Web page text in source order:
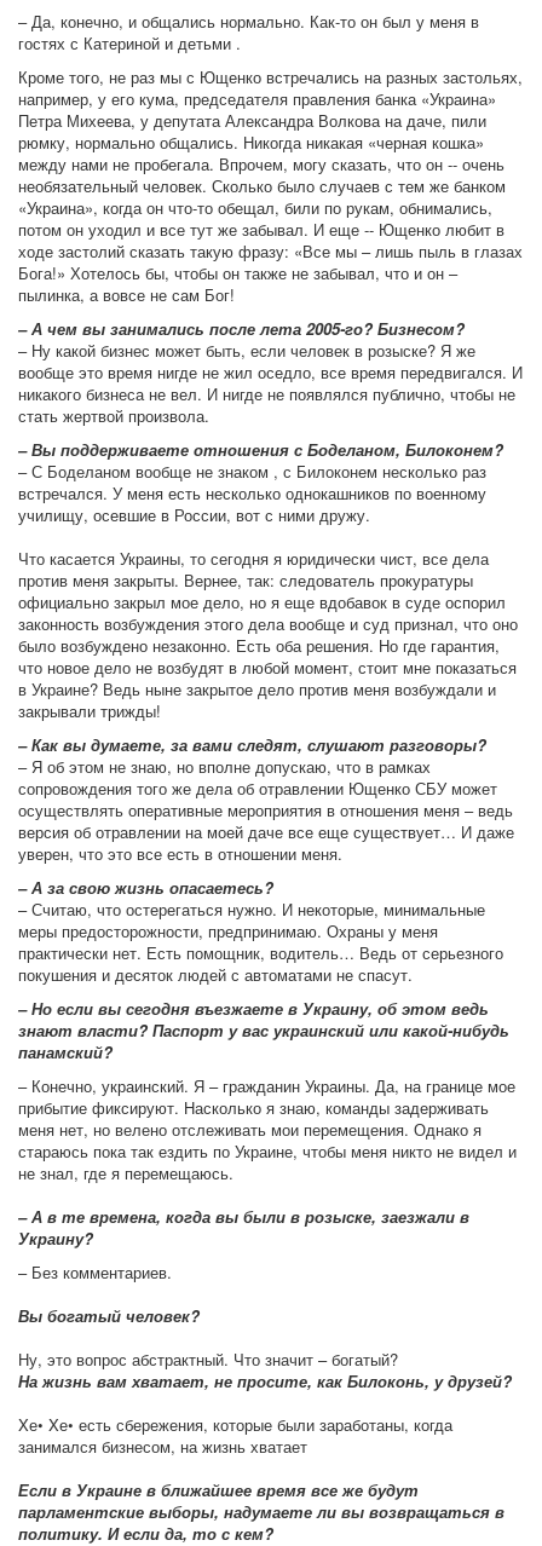
– Да, конечно, и общались нормально. Как-то он был у меня в
гостях с Катериной и детьми .
Кроме того, не раз мы с Ющенко встречались на разных застольях,
например, у его кума, председателя правления банка «Украина»
Петра Михеева, у депутата Александра Волкова на даче, пили
рюмку, нормально общались. Никогда никакая «черная кошка»
между нами не пробегала. Впрочем, могу сказать, что он -- очень
необязательный человек. Сколько было случаев с тем же банком
«Украина», когда он что-то обещал, били по рукам, обнимались,
потом он уходил и все тут же забывал. И еще -- Ющенко любит в
ходе застолий сказать такую фразу: «Все мы – лишь пыль в глазах
Бога!» Хотелось бы, чтобы он также не забывал, что и он –
пылинка, а вовсе не сам Бог!
– А чем вы занимались после лета 2005-го? Бизнесом?
– Ну какой бизнес может быть, если человек в розыске? Я же
вообще это время нигде не жил оседло, все время передвигался. И
никакого бизнеса не вел. И нигде не появлялся публично, чтобы не
стать жертвой произвола.
– Вы поддерживаете отношения с Боделаном, Билоконем?
– С Боделаном вообще не знаком , с Билоконем несколько раз
встречался. У меня есть несколько однокашников по военному
училищу, осевшие в России, вот с ними дружу.
Что касается Украины, то сегодня я юридически чист, все дела
против меня закрыты. Вернее, так: следователь прокуратуры
официально закрыл мое дело, но я еще вдобавок в суде оспорил
законность возбуждения этого дела вообще и суд признал, что оно
было возбуждено незаконно. Есть оба решения. Но где гарантия,
что новое дело не возбудят в любой момент, стоит мне показаться
в Украине? Ведь ныне закрытое дело против меня возбуждали и
закрывали трижды!
– Как вы думаете, за вами следят, слушают разговоры?
– Я об этом не знаю, но вполне допускаю, что в рамках
сопровождения того же дела об отравлении Ющенко СБУ может
осуществлять оперативные мероприятия в отношения меня – ведь
версия об отравлении на моей даче все еще существует… И даже
уверен, что это все есть в отношении меня.
– А за свою жизнь опасаетесь?
– Считаю, что остерегаться нужно. И некоторые, минимальные
меры предосторожности, предпринимаю. Охраны у меня
практически нет. Есть помощник, водитель… Ведь от серьезного
покушения и десяток людей с автоматами не спасут.
– Но если вы сегодня въезжаете в Украину, об этом ведь
знают власти? Паспорт у вас украинский или какой-нибудь
панамский?
– Конечно, украинский. Я – гражданин Украины. Да, на границе мое
прибытие фиксируют. Насколько я знаю, команды задерживать
меня нет, но велено отслеживать мои перемещения. Однако я
стараюсь пока так ездить по Украине, чтобы меня никто не видел и
не знал, где я перемещаюсь.
– А в те времена, когда вы были в розыске, заезжали в
Украину?
– Без комментариев.
Вы богатый человек?
Ну, это вопрос абстрактный. Что значит – богатый?
На жизнь вам хватает, не просите, как Билоконь, у друзей?
Xе• Xе• есть сбережения, которые были заработаны, когда
занимался бизнесом, на жизнь хватает
Если в Украине в ближайшее время все же будут
парламентские выборы, надумаете ли вы возвращаться в
политику. И если да, то с кем?